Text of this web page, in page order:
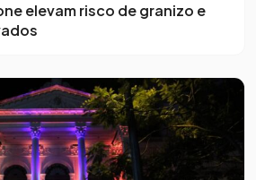
elevam risco de granizo e